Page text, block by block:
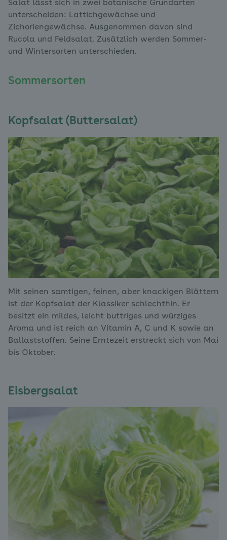
Salat lässt sich in zwei botanische Grundarten
unterscheiden: Lattichgewächse und
Zichoriengewächse. Ausgenommen davon sind
Rucola und Feldsalat. Zusätzlich werden Sommer-
und Wintersorten unterschieden.
Sommersorten
Kopfsalat (Buttersalat)
Mit seinen samtigen, feinen, aber knackigen Blättern
ist der Kopfsalat der Klassiker schlechthin. Er
besitzt ein mildes, leicht buttriges und würziges
Aroma und ist reich an Vitamin A, C und K sowie an
Ballaststoffen. Seine Erntezeit erstreckt sich von Mai
bis Oktober.
Eisbergsalat